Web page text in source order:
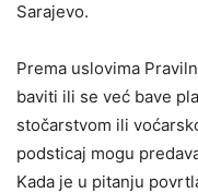
Sarajevo.
Prema uslovima
baviti ili se već bave
stočarstvom ili
podsticaj mogu
Kada je u pitanju